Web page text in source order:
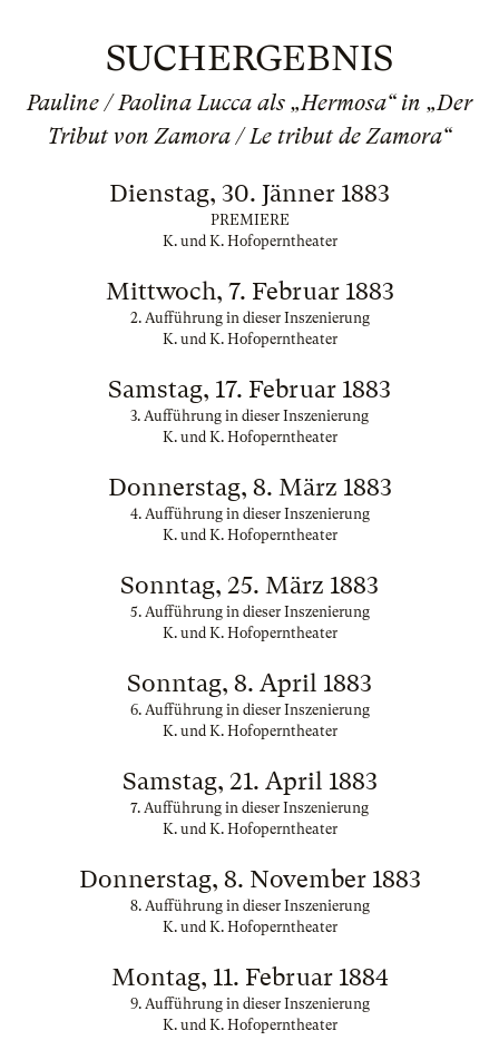
SUCHERGEBNIS
Pauline / Paolina Lucca als „Hermosa“ in „Der
Tribut von Zamora / Le tribut de Zamora“
Dienstag, 30. Jänner 1883
PREMIERE
K. und K. Hofoperntheater
Mittwoch, 7. Februar 1883
2. Aufführung in dieser Inszenierung
K. und K. Hofoperntheater
Samstag, 17. Februar 1883
3. Aufführung in dieser Inszenierung
K. und K. Hofoperntheater
Donnerstag, 8. März 1883
4. Aufführung in dieser Inszenierung
K. und K. Hofoperntheater
Sonntag, 25. März 1883
5. Aufführung in dieser Inszenierung
K. und K. Hofoperntheater
Sonntag, 8. April 1883
6. Aufführung in dieser Inszenierung
K. und K. Hofoperntheater
Samstag, 21. April 1883
7. Aufführung in dieser Inszenierung
K. und K. Hofoperntheater
Donnerstag, 8. November 1883
8. Aufführung in dieser Inszenierung
K. und K. Hofoperntheater
Montag, 11. Februar 1884
9. Aufführung in dieser Inszenierung
K. und K. Hofoperntheater